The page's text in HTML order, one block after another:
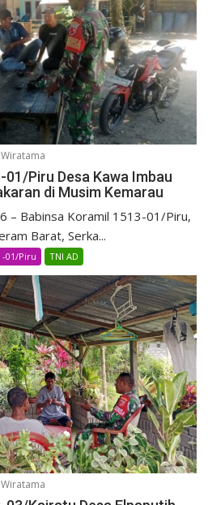
Piru Desa Kawa Imbau
di Musim Kemarau
– Babinsa Koramil 1513-01/Piru,
Barat, Serka...
-01/Piru TNI AD